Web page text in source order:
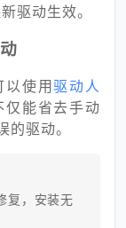
驱动生效。
以使用驱动人
能省去手动
驱动。
复，安装无